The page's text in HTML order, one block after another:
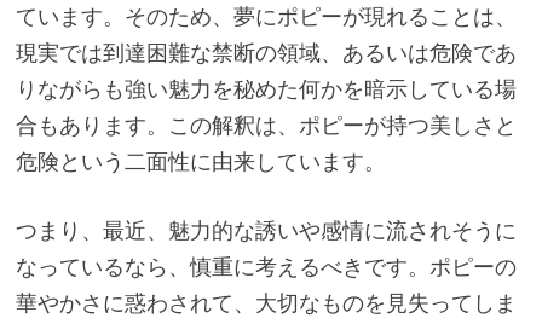
ています。そのため、夢にポピーが現れることは、
現実では到達困難な禁断の領域、あるいは危険であ
りながらも強い魅力を秘めた何かを暗示している場
合もあります。この解釈は、ポピーが持つ美しさと
危険という二面性に由来しています。
つまり、最近、魅力的な誘いや感情に流されそうに
なっているなら、慎重に考えるべきです。ポピーの
華やかさに惑わされて、大切なものを見失ってしま